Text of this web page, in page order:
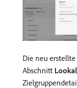
Die neu
Abschnitt